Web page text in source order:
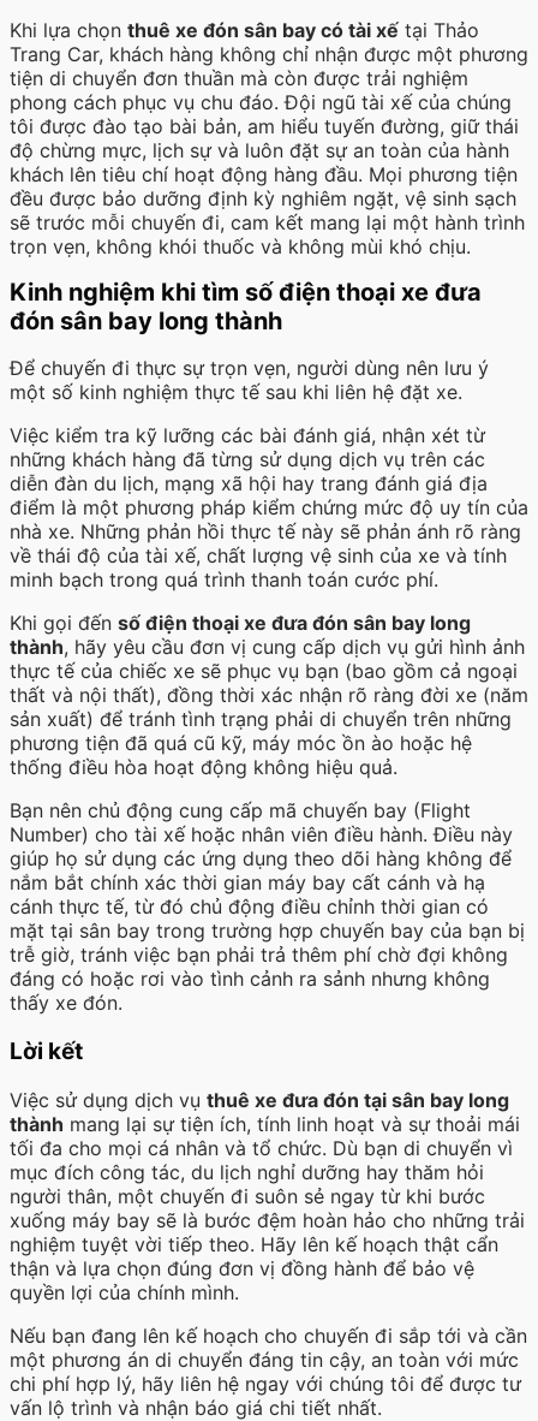
Khi lựa chọn thuê xe đón sân bay có tài xế tại Thảo
Trang Car, khách hàng không chỉ nhận được một phương
tiện di chuyển đơn thuần mà còn được trải nghiệm
phong cách phục vụ chu đáo. Đội ngũ tài xế của chúng
tôi được đào tạo bài bản, am hiểu tuyến đường, giữ thái
độ chừng mực, lịch sự và luôn đặt sự an toàn của hành
khách lên tiêu chí hoạt động hàng đầu. Mọi phương tiện
đều được bảo dưỡng định kỳ nghiêm ngặt, vệ sinh sạch
sẽ trước mỗi chuyến đi, cam kết mang lại một hành trình
trọn vẹn, không khói thuốc và không mùi khó chịu.
Kinh nghiệm khi tìm số điện thoại xe đưa
đón sân bay long thành
Để chuyến đi thực sự trọn vẹn, người dùng nên lưu ý
một số kinh nghiệm thực tế sau khi liên hệ đặt xe.
Việc kiểm tra kỹ lưỡng các bài đánh giá, nhận xét từ
những khách hàng đã từng sử dụng dịch vụ trên các
diễn đàn du lịch, mạng xã hội hay trang đánh giá địa
điểm là một phương pháp kiểm chứng mức độ uy tín của
nhà xe. Những phản hồi thực tế này sẽ phản ánh rõ ràng
về thái độ của tài xế, chất lượng vệ sinh của xe và tính
minh bạch trong quá trình thanh toán cước phí.
Khi gọi đến số điện thoại xe đưa đón sân bay long
thành, hãy yêu cầu đơn vị cung cấp dịch vụ gửi hình ảnh
thực tế của chiếc xe sẽ phục vụ bạn (bao gồm cả ngoại
thất và nội thất), đồng thời xác nhận rõ ràng đời xe (năm
sản xuất) để tránh tình trạng phải di chuyển trên những
phương tiện đã quá cũ kỹ, máy móc ồn ào hoặc hệ
thống điều hòa hoạt động không hiệu quả.
Bạn nên chủ động cung cấp mã chuyến bay (Flight
Number) cho tài xế hoặc nhân viên điều hành. Điều này
giúp họ sử dụng các ứng dụng theo dõi hàng không để
nắm bắt chính xác thời gian máy bay cất cánh và hạ
cánh thực tế, từ đó chủ động điều chỉnh thời gian có
mặt tại sân bay trong trường hợp chuyến bay của bạn bị
trễ giờ, tránh việc bạn phải trả thêm phí chờ đợi không
đáng có hoặc rơi vào tình cảnh ra sảnh nhưng không
thấy xe đón.
Lời kết
Việc sử dụng dịch vụ thuê xe đưa đón tại sân bay long
thành mang lại sự tiện ích, tính linh hoạt và sự thoải mái
tối đa cho mọi cá nhân và tổ chức. Dù bạn di chuyển vì
mục đích công tác, du lịch nghỉ dưỡng hay thăm hỏi
người thân, một chuyến đi suôn sẻ ngay từ khi bước
xuống máy bay sẽ là bước đệm hoàn hảo cho những trải
nghiệm tuyệt vời tiếp theo. Hãy lên kế hoạch thật cẩn
thận và lựa chọn đúng đơn vị đồng hành để bảo vệ
quyền lợi của chính mình.
Nếu bạn đang lên kế hoạch cho chuyến đi sắp tới và cần
một phương án di chuyển đáng tin cậy, an toàn với mức
chi phí hợp lý, hãy liên hệ ngay với chúng tôi để được tư
vấn lộ trình và nhận báo giá chi tiết nhất.